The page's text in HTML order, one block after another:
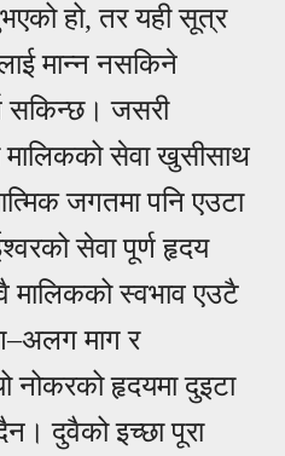
हो, तर यही सूत्र
मान्न नसकिने
सकिन्छ। जसरी
मालिकको सेवा खुसीसाथ
जगतमा पनि एउटा
सेवा पूर्ण हृदय
मालिकको स्वभाव एउटै
–अलग माग र
नोकरको हृदयमा दुइटा
दुवैको इच्छा पूरा